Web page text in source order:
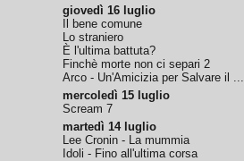
giovedì 16 luglio
Il bene comune
Lo straniero
È l'ultima battuta?
Finchè morte non ci separi 2
Arco - Un'Amicizia per Salvare il ...
mercoledì 15 luglio
Scream 7
martedì 14 luglio
Lee Cronin - La mummia
Idoli - Fino all'ultima corsa